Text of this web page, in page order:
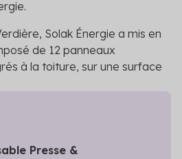
Solak Énergie a mis en
de 12 panneaux
à la toiture, sur une surface
Presse &